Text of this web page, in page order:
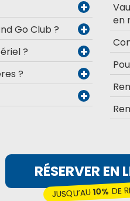
Go Club ?
?
?
en
RÉSERVER EN
JUSQU’AU10% DE